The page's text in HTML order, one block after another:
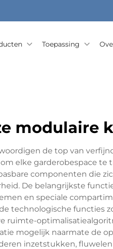
Toepassing
modulaire
de top van
elke garderobespace te
componenten die
De belangrijkste
en speciale
technologische functies
ruimte-
mogelijk naarmate de
inzetstukken,